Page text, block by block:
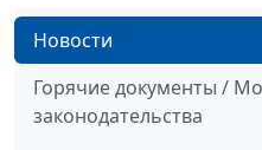
Новости
Горячие документы /
законодательства